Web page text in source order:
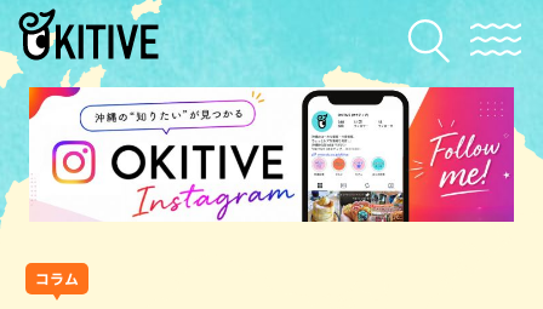
コラム